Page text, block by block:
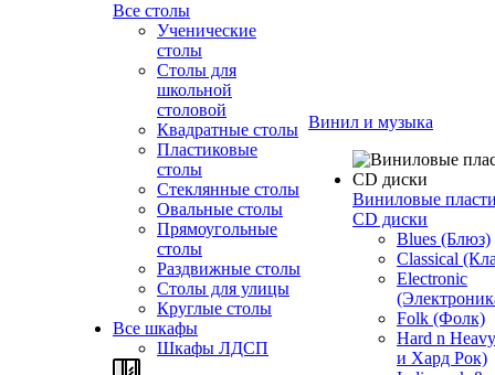
Все столы
Ученические
столы
Столы для
школьной
столовой
Квадратные столы
Пластиковые
столы
Стеклянные столы
Овальные столы
Прямоугольные
столы
Раздвижные столы
Столы для улицы
Круглые столы
Все шкафы
Шкафы ЛДСП
Винил и музыка
Виниловые
CD диски
Blues (Блюз)
Classical
Electronic
Folk (Фолк)
Hard n
и Хард Рок)